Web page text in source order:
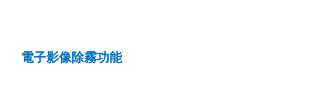
電子影像除霧功能